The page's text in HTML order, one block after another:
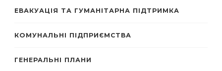
ЕВАКУАЦІЯ ТА ГУМАНІТАРНА ПІДТРИМКА
КОМУНАЛЬНІ ПІДПРИЄМСТВА
ГЕНЕРАЛЬНІ ПЛАНИ